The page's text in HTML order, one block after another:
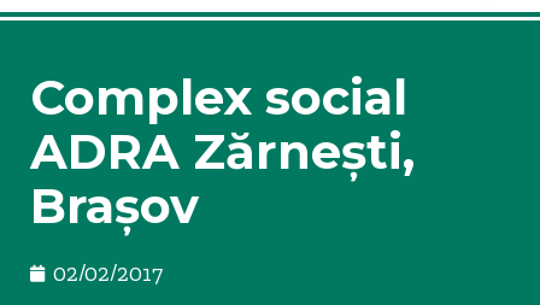
Complex social
ADRA Zărnești,
Brașov
02/02/2017